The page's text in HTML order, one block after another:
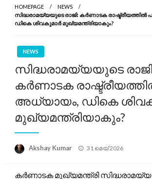
HOMEPAGE
NEWS
സിദ്ധരാമയ്യയുടെ രാജി: കർണാടക
ഡികെ ശിവകുമാർ മുഖ്യമന്ത്രിയാകും?
NEWS
സിദ്ധരാമയ്യയുടെ
കർണാടക
അധ്യായം, ഡികെ
മുഖ്യമന്ത്രിയാകും?
Akshay Kumar
Posted
31 മെയ്‌ 2026
കർണാടക മുഖ്യമന്ത്രി സിദ്ധരാമയ്യ